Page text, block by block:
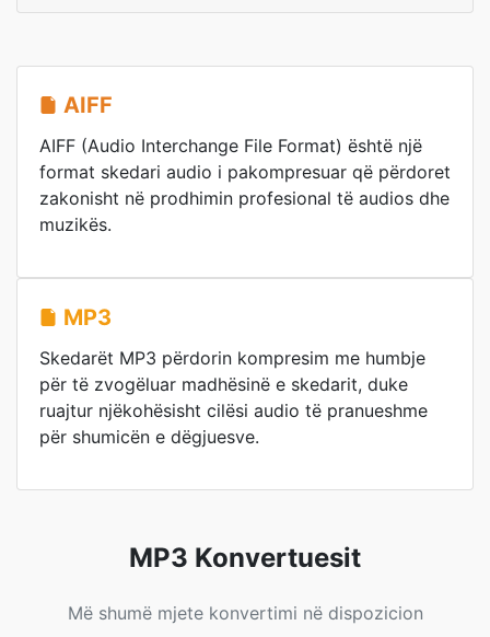
AIFF
AIFF (Audio Interchange File Format) është një
format skedari audio i pakompresuar që përdoret
zakonisht në prodhimin profesional të audios dhe
muzikës.
MP3
Skedarët MP3 përdorin kompresim me humbje
për të zvogëluar madhësinë e skedarit, duke
ruajtur njëkohësisht cilësi audio të pranueshme
për shumicën e dëgjuesve.
MP3 Konvertuesit
Më shumë mjete konvertimi në dispozicion